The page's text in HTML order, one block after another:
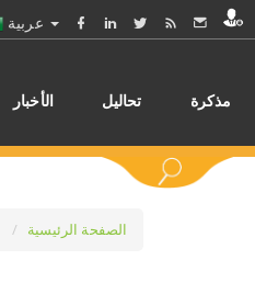
الأخبار تحاليل مذكرة
الصفحة الرئيسية